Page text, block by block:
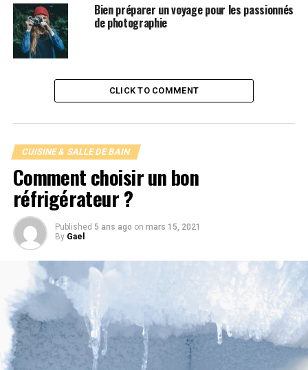
Mélange de textures et de
finitions
Bien préparer un voyage pour les passionnés
de photographie
CLICK TO COMMENT
CUISINE & SALLE DE BAIN
Comment choisir un bon
réfrigérateur ?
Published 5 ans ago on mars 15, 2021
By Gael